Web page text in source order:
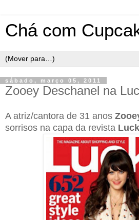
Chá com
sábado, março 05, 2011
Zooey Deschanel na
A atriz/cantora de 31 anos
sorrisos na capa da revista